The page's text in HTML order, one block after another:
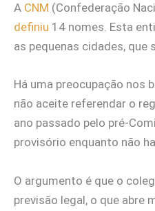
A CNM (Confederação
definiu 14 nomes. Esta
as pequenas cidades, que
Há uma preocupação nos
não aceite referendar o
ano passado pelo pré-
provisório enquanto não
O argumento é que o
previsão legal, o que abre